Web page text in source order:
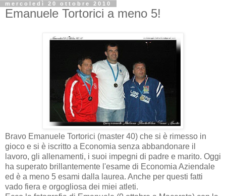
mercoledì 20 ottobre 2010
Emanuele Tortorici a meno 5!
Bravo Emanuele Tortorici (master 40) che si è rimesso in
gioco e si è iscritto a Economia senza abbandonare il
lavoro, gli allenamenti, i suoi impegni di padre e marito. Oggi
ha superato brillantemente l'esame di Economia Aziendale
ed è a meno 5 esami dalla laurea. Anche per questi fatti
vado fiera e orgogliosa dei miei atleti.